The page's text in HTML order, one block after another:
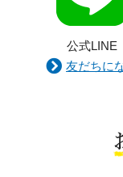
公式LINE
友だちに